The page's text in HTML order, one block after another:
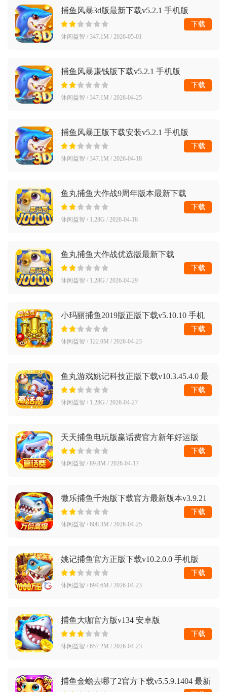
捕鱼风暴3d版最新下载v5.2.1 手机版
休闲益智 / 347.1M / 2026-05-01
下载
捕鱼风暴赚钱版下载v5.2.1 手机版
休闲益智 / 347.1M / 2026-04-25
下载
捕鱼风暴正版下载安装v5.2.1 手机版
休闲益智 / 347.1M / 2026-04-18
下载
鱼丸捕鱼大作战9周年版本最新下载
v10.3.45.4.0 手机版
休闲益智 / 1.28G / 2026-04-18
下载
鱼丸捕鱼大作战优选版最新下载
v10.3.45.4.0 正式版
休闲益智 / 1.28G / 2026-04-29
下载
小玛丽捕鱼2019版正版下载v5.10.10 手机
版
休闲益智 / 122.0M / 2026-04-23
下载
鱼丸游戏姚记科技正版下载v10.3.45.4.0 最
新版
休闲益智 / 1.28G / 2026-04-27
下载
天天捕鱼电玩版赢话费官方新年好运版
v10.6 最新版
休闲益智 / 89.8M / 2026-04-17
下载
微乐捕鱼千炮版下载官方最新版本v3.9.21
手机版
休闲益智 / 608.3M / 2026-04-25
下载
姚记捕鱼官方正版下载v10.2.0.0 手机版
休闲益智 / 694.6M / 2026-04-23
下载
捕鱼大咖官方版v134 安卓版
休闲益智 / 657.2M / 2026-04-23
下载
捕鱼金蟾去哪了2官方下载v5.5.9.1404 最新